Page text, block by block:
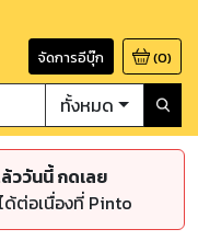
จัดการอีบุ๊ก (0)
ทั้งหมด
ววันนี้ กดเลย
ต่อเนื่องที่ Pinto